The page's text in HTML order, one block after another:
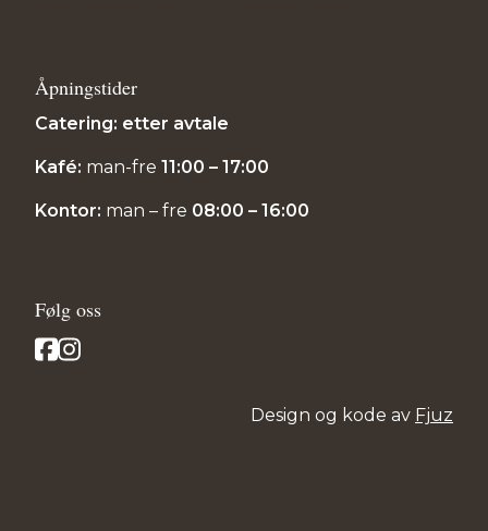
Åpningstider
Catering: etter avtale
Kafé: man-fre 11:00 – 17:00
Kontor: man – fre 08:00 – 16:00
Følg oss
Design og kode av Fjuz